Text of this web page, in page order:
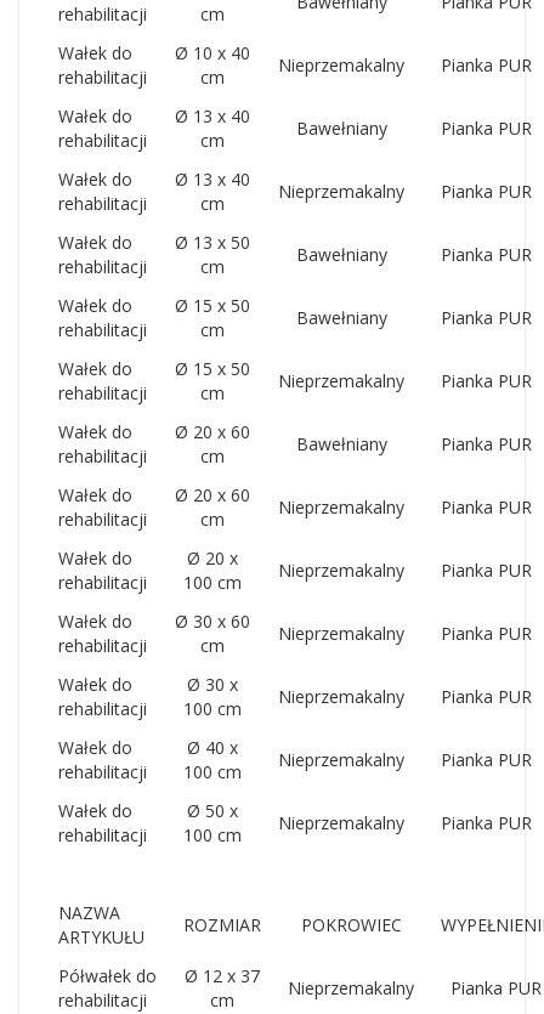
rehabilitacji
cm
Wałek do
rehabilitacji
Ø 10 x 40
cm
Nieprzemakalny Pianka PUR
Wałek do
rehabilitacji
Ø 13 x 40
cm
Bawełniany Pianka PUR
Wałek do
rehabilitacji
Ø 13 x 40
cm
Nieprzemakalny Pianka PUR
Wałek do
rehabilitacji
Ø 13 x 50
cm
Bawełniany Pianka PUR
Wałek do
rehabilitacji
Ø 15 x 50
cm
Bawełniany Pianka PUR
Wałek do
rehabilitacji
Ø 15 x 50
cm
Nieprzemakalny Pianka PUR
Wałek do
rehabilitacji
Ø 20 x 60
cm
Bawełniany Pianka PUR
Wałek do
rehabilitacji
Ø 20 x 60
cm
Nieprzemakalny Pianka PUR
Wałek do
rehabilitacji
Ø 20 x
100 cm
Nieprzemakalny Pianka PUR
Wałek do
rehabilitacji
Ø 30 x 60
cm
Nieprzemakalny Pianka PUR
Wałek do
rehabilitacji
Ø 30 x
100 cm
Nieprzemakalny Pianka PUR
Wałek do
rehabilitacji
Ø 40 x
100 cm
Nieprzemakalny Pianka PUR
Wałek do
rehabilitacji
Ø 50 x
100 cm
Nieprzemakalny Pianka PUR
NAZWA
ARTYKUŁU
ROZMIAR POKROWIEC
Półwałek do
rehabilitacji
Ø 12 x 37
cm
Nieprzemakalny Pianka PUR